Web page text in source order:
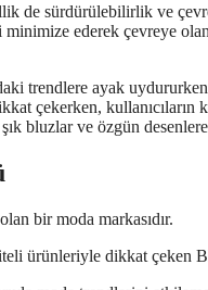
de sürdürülebilirlik ve
ederek çevreye
trendlere ayak
çekerken, kullanıcıların
bluzlar ve özgün
bir moda markasıdır.
ürünleriyle dikkat çeken